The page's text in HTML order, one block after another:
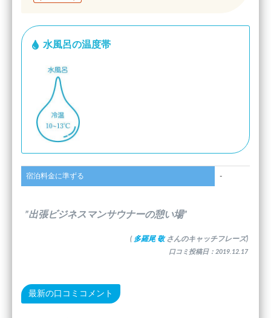
水風呂の温度帯
宿泊料金に準ずる -
”出張ビジネスマンサウナーの憩い場”
( 多羅尾 敬 さんのキャッチフレーズ)
口コミ投稿日：2019.12.17
最新の口コミコメント